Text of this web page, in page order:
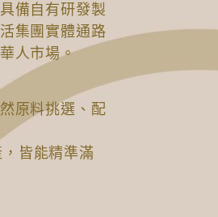
備自有研發製
集團實體通路
人市場。
原料挑選、配
，皆能精準滿